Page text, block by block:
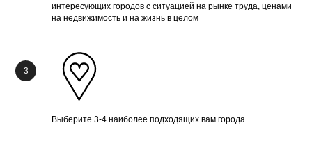
интересующих городов с ситуацией на рынке труда, ценами
на недвижимость и на жизнь в целом
Выберите 3-4 наиболее подходящих вам города